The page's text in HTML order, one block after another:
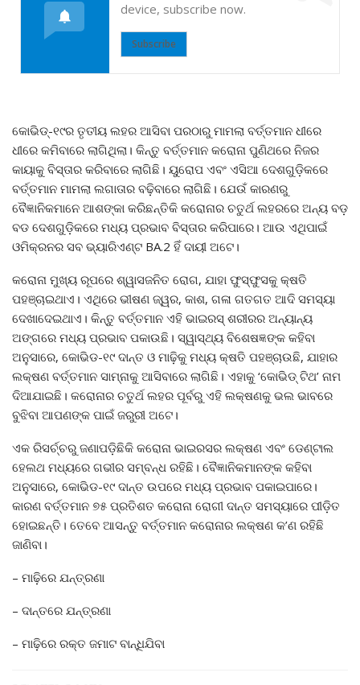
device, subscribe now.
Subscribe
କୋଭିଡ୍‌-୧୯ର ତୃତୀୟ ଲହର ଆସିବା ପରଠାରୁ ମାମଲା ବର୍ତ୍ତମାନ ଧୀରେ
ଧୀରେ କମିବାରେ ଲାଗିଥିଲା। କିନ୍ତୁ ବର୍ତ୍ତମାନ କରୋନା ପୁଣିଥରେ ନିଜର
କାୟାକୁ ବିସ୍ତାର କରିବାରେ ଲାଗିଛି। ୟୁରୋପ ଏବଂ ଏସିଆ ଦେଶଗୁଡ଼ିକରେ
ବର୍ତ୍ତମାନ ମାମଲା ଲଗାତାର ବଢ଼ିବାରେ ଲାଗିଛି। ଯେଉଁ କାରଣରୁ
ବୈଜ୍ଞାନିକମାନେ ଆଶଙ୍କା କରିଛନ୍ତିକି କରୋନାର ଚତୁର୍ଥ ଲହରରେ ଅନ୍ୟ ବଡ଼
ବଡ ଦେଶଗୁଡ଼ିକରେ ମଧ୍ୟ ପ୍ରଭାବ ବିସ୍ତାର କରିପାରେ। ଆଉ ଏଥିପାଇଁ
ଓମିକ୍ରନର ସବ ଭ୍ୟାରିଏଣ୍ଟ BA.2 ହିଁ ଦାୟୀ ଅଟେ।
କରୋନା ମୁଖ୍ୟ ରୂପରେ ଶ୍ୱାସଜନିତ ରୋଗ, ଯାହା ଫୁସ୍‌ଫୁସକୁ କ୍ଷତି
ପହଞ୍ଚାଇଥାଏ। ଏଥିରେ ଭୀଷଣ ଜ୍ୱର, କାଶ, ଗଳା ଗତଗତ ଆଦି ସମସ୍ୟା
ଦେଖାଦେଇଥାଏ। କିନ୍ତୁ ବର୍ତ୍ତମାନ ଏହି ଭାଇରସ୍‌ ଶରୀରର ଅନ୍ୟାନ୍ୟ
ଅଙ୍ଗରେ ମଧ୍ୟ ପ୍ରଭାବ ପକାଉଛି। ସ୍ୱାସ୍ଥ୍ୟ ବିଶେଷଜ୍ଞଙ୍କ କହିବା
ଅନୁସାରେ, କୋଭିଡ-୧୯ ଦାନ୍ତ ଓ ମାଢ଼ିକୁ ମଧ୍ୟ କ୍ଷତି ପହଞ୍ଚାଉଛି, ଯାହାର
ଲକ୍ଷଣ ବର୍ତ୍ତମାନ ସାମ୍ନାକୁ ଆସିବାରେ ଲାଗିଛି। ଏହାକୁ ‘କୋଭିଡ୍‌ ଟିଥ’ ନାମ
ଦିଆଯାଇଛି। କରୋନାର ଚତୁର୍ଥ ଲହର ପୂର୍ବରୁ ଏହି ଲକ୍ଷଣକୁ ଭଲ ଭାବରେ
ବୁଝିବା ଆପଣଙ୍କ ପାଇଁ ଜରୁରୀ ଅଟେ।
ଏକ ରିସର୍ଚ୍ଚରୁ ଜଣାପଡ଼ିଛିକି କରୋନା ଭାଇରସର ଲକ୍ଷଣ ଏବଂ ଡେଣ୍ଟାଲ
ହେଲଥ ମଧ୍ୟରେ ଗଭୀର ସମ୍ବନ୍ଧ ରହିଛି। ବୈଜ୍ଞାନିକମାନଙ୍କ କହିବା
ଅନୁସାରେ, କୋଭିଡ-୧୯ ଦାନ୍ତ ଉପରେ ମଧ୍ୟ ପ୍ରଭାବ ପକାଇପାରେ।
କାରଣ ବର୍ତ୍ତମାନ ୭୫ ପ୍ରତିଶତ କରୋନା ରୋଗୀ ଦାନ୍ତ ସମସ୍ୟାରେ ପୀଡ଼ିତ
ହୋଇଛନ୍ତି। ତେବେ ଆସନ୍ତୁ ବର୍ତ୍ତମାନ କରୋନାର ଲକ୍ଷଣ କ’ଣ ରହିଛି
ଜାଣିବା।
– ମାଢ଼ିରେ ଯନ୍ତ୍ରଣା
– ଦାନ୍ତରେ ଯନ୍ତ୍ରଣା
– ମାଢ଼ିରେ ରକ୍ତ ଜମାଟ ବାନ୍ଧିଯିବା